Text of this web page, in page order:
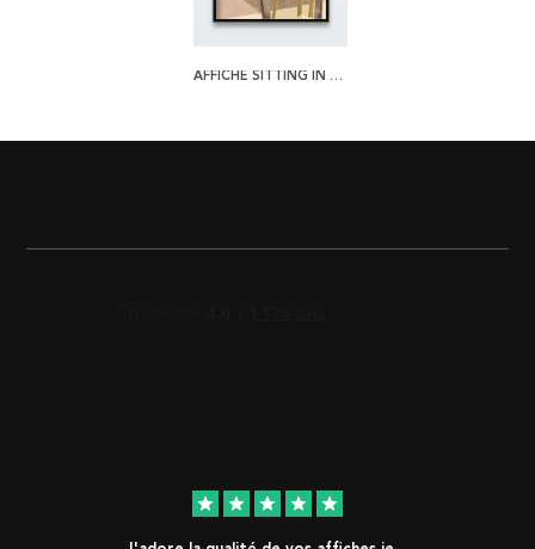
AFFICHE SITTING IN THE MORNING SUN
star star star star star